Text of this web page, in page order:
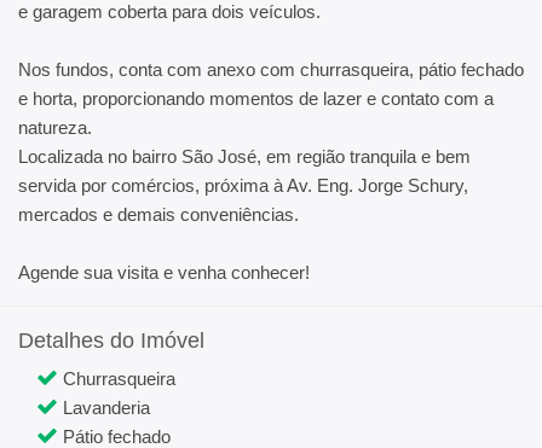
e garagem coberta para dois veículos.
Nos fundos, conta com anexo com churrasqueira, pátio fechado
e horta, proporcionando momentos de lazer e contato com a
natureza.
Localizada no bairro São José, em região tranquila e bem
servida por comércios, próxima à Av. Eng. Jorge Schury,
mercados e demais conveniências.
Agende sua visita e venha conhecer!
Detalhes do Imóvel
Churrasqueira
Lavanderia
Pátio fechado